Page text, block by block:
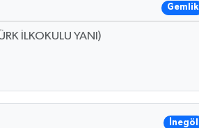
Gemlik
İLKOKULU YANI)
İnegöl